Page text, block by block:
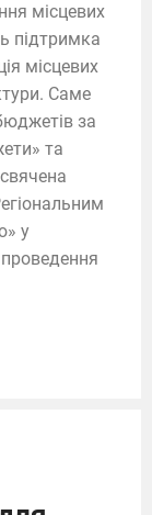
місцевих
підтримка
місцевих
Саме
за
та
у
проведення